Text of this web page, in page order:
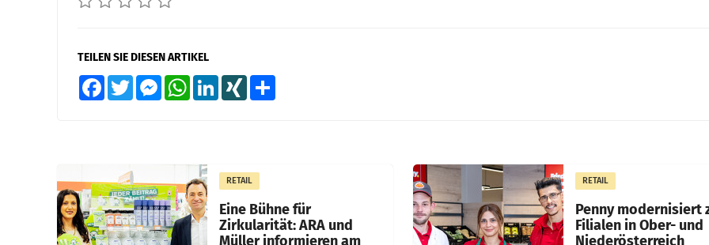
TEILEN SIE DIESEN ARTIKEL
FacebookTwitter MessengerWhatsAppLinkedInXING
RETAIL
Eine Bühne für
Zirkularität: ARA und
Müller informieren am
RETAIL
Penny modernisiert
Filialen in Ober- und
Niederösterreich